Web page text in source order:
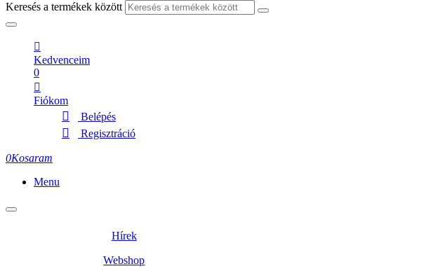
Keresés a termékek között
Kedvenceim
0
Fiókom
Belépés
Regisztráció
0Kosaram
Menu
Hírek
Webshop